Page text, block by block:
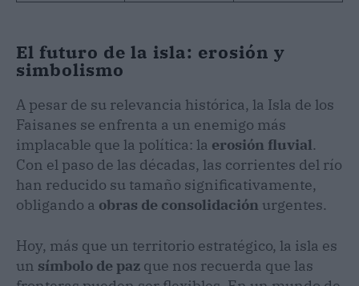
El futuro de la isla: erosión y
simbolismo
A pesar de su relevancia histórica, la Isla de los
Faisanes se enfrenta a un enemigo más
implacable que la política: la erosión fluvial.
Con el paso de las décadas, las corrientes del río
han reducido su tamaño significativamente,
obligando a obras de consolidación urgentes.
Hoy, más que un territorio estratégico, la isla es
un símbolo de paz que nos recuerda que las